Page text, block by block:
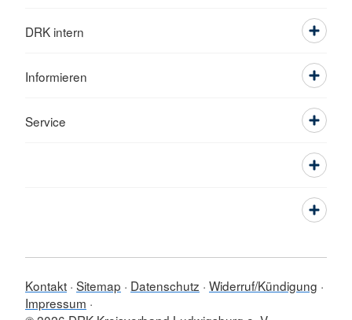
DRK intern
Informieren
Service
Kontakt Sitemap Datenschutz Widerruf/Kündigung
Impressum